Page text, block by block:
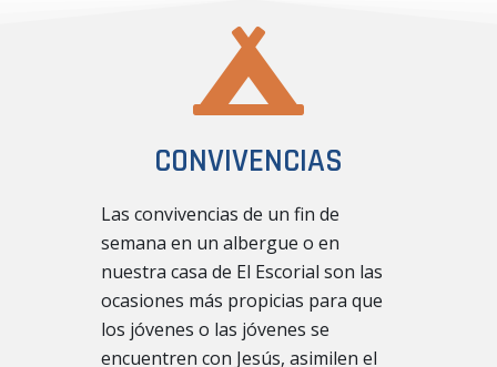
CONVIVENCIAS
Las convivencias de un fin de
semana en un albergue o en
nuestra casa de El Escorial son las
ocasiones más propicias para que
los jóvenes o las jóvenes se
encuentren con Jesús, asimilen el